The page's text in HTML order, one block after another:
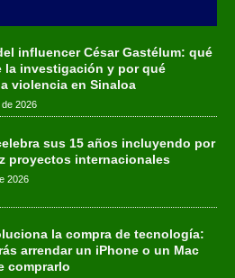
influencer César Gastélum: qué
la investigación y por qué
violencia en Sinaloa
2026
sus 15 años incluyendo por
proyectos internacionales
2026
la compra de tecnología:
arrendar un iPhone o un Mac
comprarlo